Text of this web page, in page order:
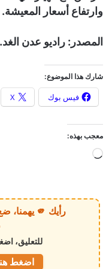
وارتفاع أسعار المعيشة.
المصدر: راديو عدن الغد.
شارك هذا الموضوع:
فيس بوك X
معجب بهذه:
ي
رأيك 🫵
للتعليق،
اضغط